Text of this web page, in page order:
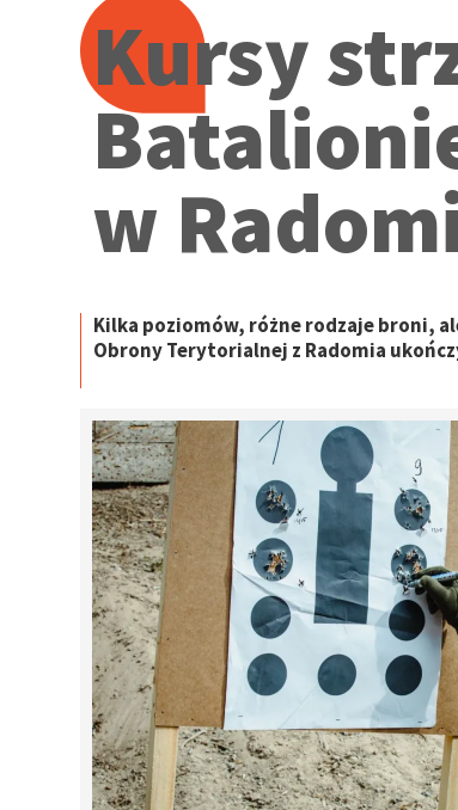
Kursy
w
Kilka poziomów, różne rodzaje broni,
Obrony Terytorialnej z Radomia